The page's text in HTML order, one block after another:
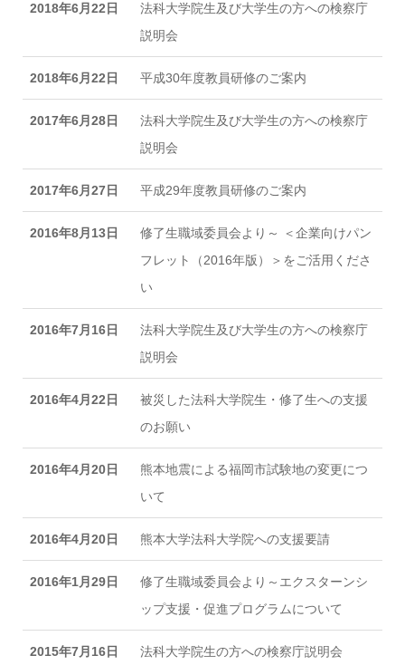
2018年6月22日
法科大学院生及び大学生の方への検察庁
説明会
2018年6月22日 平成30年度教員研修のご案内
2017年6月28日
法科大学院生及び大学生の方への検察庁
説明会
2017年6月27日 平成29年度教員研修のご案内
2016年8月13日
修了生職域委員会より～ ＜企業向けパン
フレット（2016年版）＞をご活用くださ
い
2016年7月16日
法科大学院生及び大学生の方への検察庁
説明会
2016年4月22日
被災した法科大学院生・修了生への支援
のお願い
2016年4月20日
熊本地震による福岡市試験地の変更につ
いて
2016年4月20日 熊本大学法科大学院への支援要請
2016年1月29日
修了生職域委員会より～エクスターンシ
ップ支援・促進プログラムについて
2015年7月16日 法科大学院生の方への検察庁説明会